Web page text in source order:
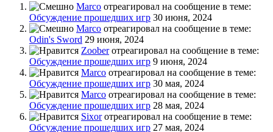
Marco отреагировал на сообщение в теме:
Обсуждение прошедших игр 30 июня, 2024
Marco отреагировал на сообщение в теме:
Odin's Sword 29 июня, 2024
Zooberотреагировал на сообщение в теме:
Обсуждение прошедших игр 9 июня, 2024
Marco отреагировал на сообщение в теме:
Обсуждение прошедших игр 30 мая, 2024
Marco отреагировал на сообщение в теме:
Обсуждение прошедших игр 28 мая, 2024
Sixorотреагировал на сообщение в теме:
Обсуждение прошедших игр 27 мая, 2024